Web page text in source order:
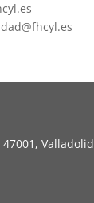
Valladolid